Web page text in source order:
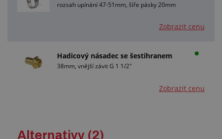
rozsah upínání 47-51mm, šíře pásky 20mm
Zobrazit cenu
Hadicový násadec se šestihranem
38mm, vnější závit G 1 1/2"
Zobrazit cenu
Alternativy (2)